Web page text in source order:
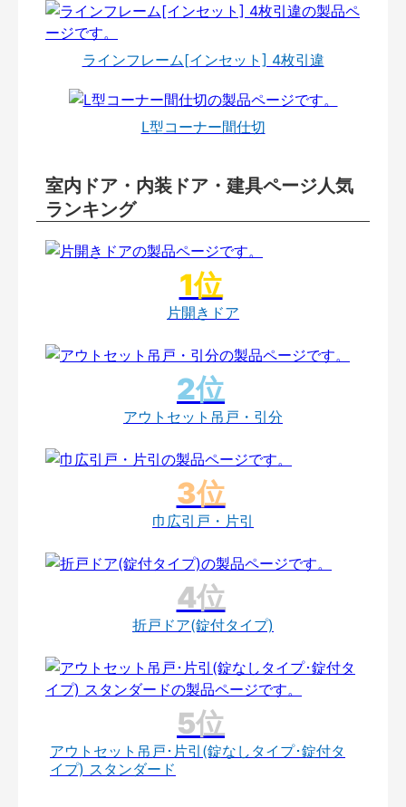
ラインフレーム[インセット] 4枚引違
L型コーナー間仕切
室内ドア・内装ドア・建具ページ人気
ランキング
片開きドア
アウトセット吊戸・引分
巾広引戸・片引
折戸ドア(錠付タイプ)
アウトセット吊戸･片引(錠なしタイプ･錠付タ
イプ) スタンダード